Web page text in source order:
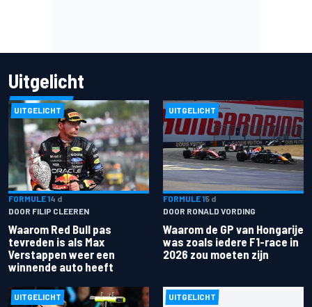
Uitgelicht
UITGELICHT
FORMULE 14 d
DOOR FILIP CLEEREN
Waarom Red Bull pas
tevreden is als Max
Verstappen weer een
winnende auto heeft
UITGELICHT
FORMULE 15 d
DOOR RONALD VORDING
Waarom de GP van Hongarije
was zoals iedere F1-race in
2026 zou moeten zijn
UITGELICHT UITGELICHT